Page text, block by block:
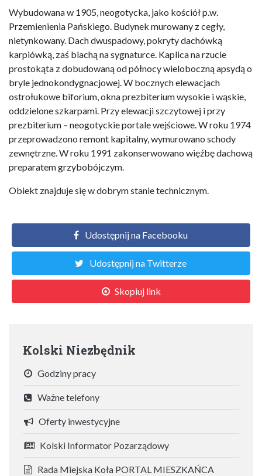
Wybudowana w 1905, neogotycka, jako kościół p.w.
Przemienienia Pańskiego. Budynek murowany z cegły,
nietynkowany. Dach dwuspadowy, pokryty dachówką
karpiówką, zaś blachą na sygnaturce. Kaplica na rzucie
prostokąta z dobudowaną od północy wieloboczną apsydą o
bryle jednokondygnacjowej. W bocznych elewacjach
ostrołukowe biforium, okna prezbiterium wysokie i wąskie,
oddzielone szkarpami. Przy elewacji szczytowej i przy
prezbiterium – neogotyckie portale wejściowe. W roku 1974
przeprowadzono remont kapitalny, wymurowano schody
zewnętrzne. W roku 1991 zakonserwowano więźbę dachową
preparatem grzybobójczym.
Obiekt znajduje się w dobrym stanie technicznym.
Udostępnij na Facebooku
Udostępnij na Twitterze
Skopiuj link
Kolski Niezbędnik
Godziny pracy
Ważne telefony
Oferty inwestycyjne
Kolski Informator Pozarządowy
Rada Miejska Koła PORTAL MIESZKAŃCA